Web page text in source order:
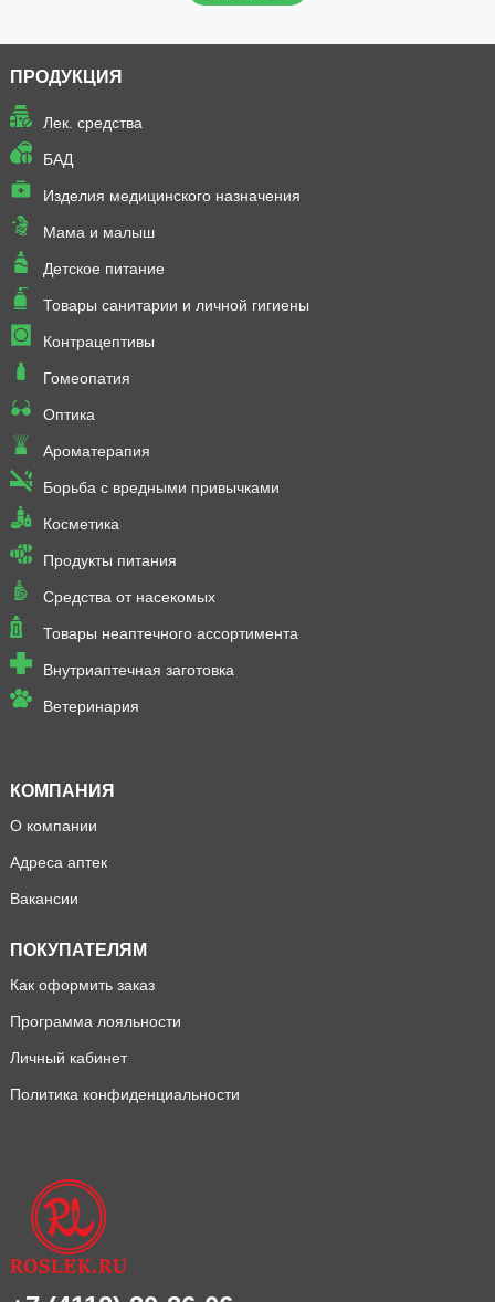
ПРОДУКЦИЯ
Лек. средства
БАД
Изделия медицинского назначения
Мама и малыш
Детское питание
Товары санитарии и личной гигиены
Контрацептивы
Гомеопатия
Оптика
Ароматерапия
Борьба с вредными привычками
Косметика
Продукты питания
Средства от насекомых
Товары неаптечного ассортимента
Внутриаптечная заготовка
Ветеринария
КОМПАНИЯ
О компании
Адреса аптек
Вакансии
ПОКУПАТЕЛЯМ
Как оформить заказ
Программа лояльности
Личный кабинет
Политика конфиденциальности